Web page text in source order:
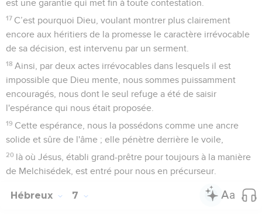
est une garantie qui met fin à toute contestation.
17 C’est pourquoi Dieu, voulant montrer plus clairement
encore aux héritiers de la promesse le caractère irrévocable
de sa décision, est intervenu par un serment.
18 Ainsi, par deux actes irrévocables dans lesquels il est
impossible que Dieu mente, nous sommes puissamment
encouragés, nous dont le seul refuge a été de saisir
l'espérance qui nous était proposée.
19 Cette espérance, nous la possédons comme une ancre
solide et sûre de l'âme ; elle pénètre derrière le voile,
20 là où Jésus, établi grand-prêtre pour toujours à la manière
de Melchisédek, est entré pour nous en précurseur.
Hébreux 7